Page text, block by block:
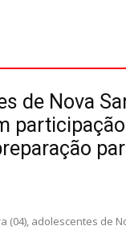
de Nova
(04), adolescentes de